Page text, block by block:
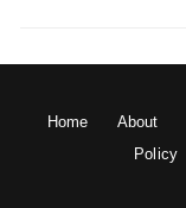
Home About
Policy